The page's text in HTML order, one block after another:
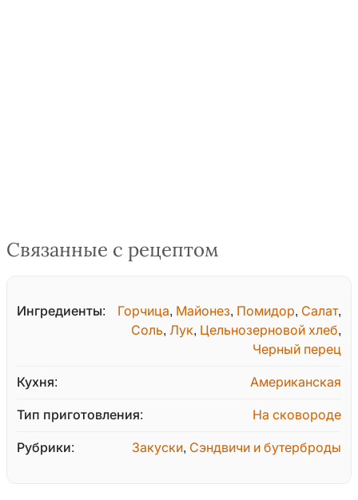
Связанные с рецептом
Ингредиенты: Горчица, Майонез, Помидор, Салат,
Соль, Лук, Цельнозерновой хлеб,
Черный перец
Кухня: Американская
Тип приготовления: На сковороде
Рубрики: Закуски, Сэндвичи и бутерброды